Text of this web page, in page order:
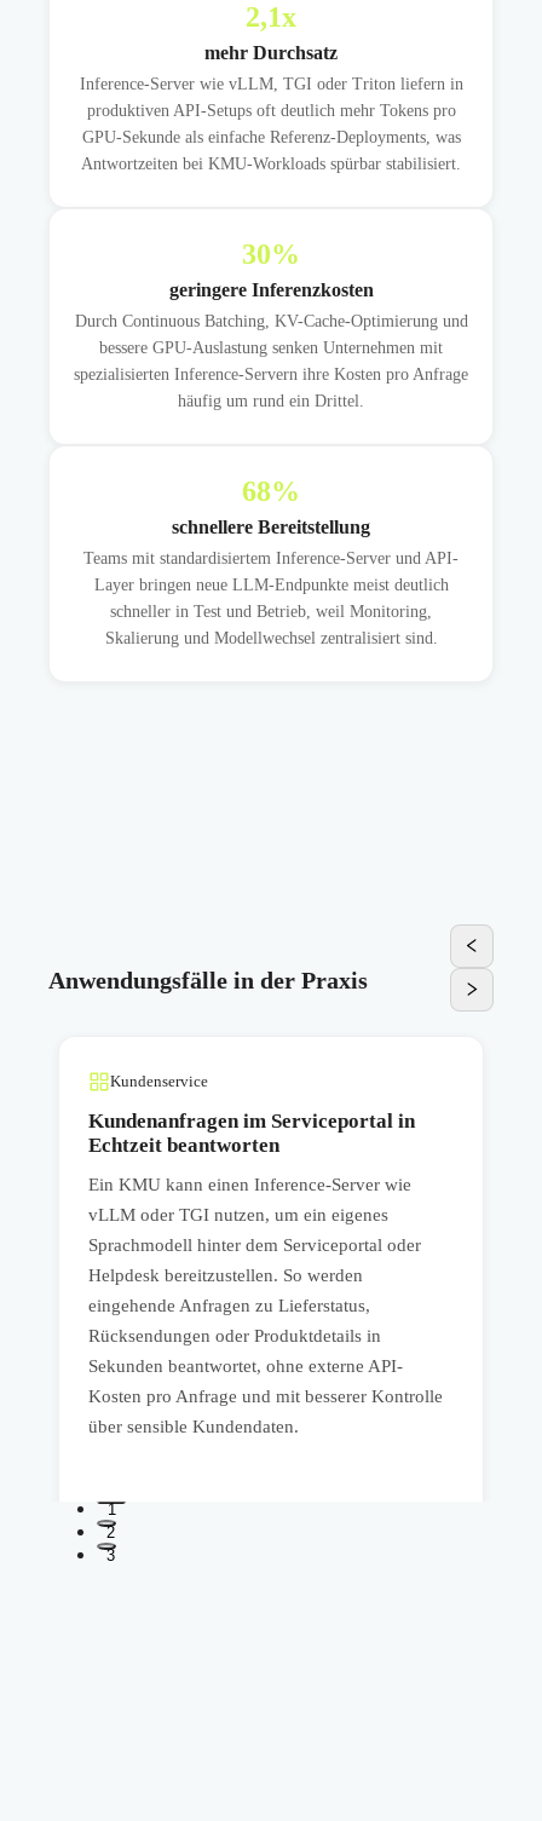
2,1x
mehr Durchsatz
Inference-Server wie vLLM, TGI oder Triton liefern in
produktiven API-Setups oft deutlich mehr Tokens pro
GPU-Sekunde als einfache Referenz-Deployments, was
Antwortzeiten bei KMU-Workloads spürbar stabilisiert.
30%
geringere Inferenzkosten
Durch Continuous Batching, KV-Cache-Optimierung und
bessere GPU-Auslastung senken Unternehmen mit
spezialisierten Inference-Servern ihre Kosten pro Anfrage
häufig um rund ein Drittel.
68%
schnellere Bereitstellung
Teams mit standardisiertem Inference-Server und API-
Layer bringen neue LLM-Endpunkte meist deutlich
schneller in Test und Betrieb, weil Monitoring,
Skalierung und Modellwechsel zentralisiert sind.
Anwendungsfälle in der Praxis
Kundenservice
Kundenanfragen im Serviceportal in
Echtzeit beantworten
Ein KMU kann einen Inference-Server wie
vLLM oder TGI nutzen, um ein eigenes
Sprachmodell hinter dem Serviceportal oder
Helpdesk bereitzustellen. So werden
eingehende Anfragen zu Lieferstatus,
Rücksendungen oder Produktdetails in
Sekunden beantwortet, ohne externe API-
Kosten pro Anfrage und mit besserer Kontrolle
über sensible Kundendaten.
1
2
3